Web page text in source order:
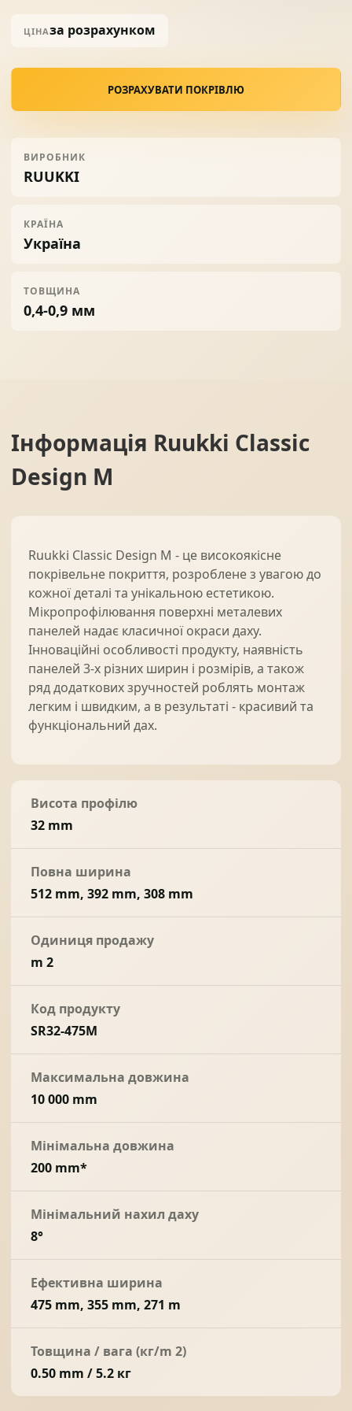
ЦІНАза розрахунком
РОЗРАХУВАТИ ПОКРІВЛЮ
ВИРОБНИК
RUUKKI
КРАЇНА
Україна
ТОВЩИНА
0,4-0,9 мм
Інформація Ruukki Classic
Design M
Ruukki Classic Design M - це високоякісне
покрівельне покриття, розроблене з увагою до
кожної деталі та унікальною естетикою.
Мікропрофілювання поверхні металевих
панелей надає класичної окраси даху.
Інноваційні особливості продукту, наявність
панелей 3-х різних ширин і розмірів, а також
ряд додаткових зручностей роблять монтаж
легким і швидким, а в результаті - красивий та
функціональний дах.
Висота профілю
32 mm
Повна ширина
512 mm, 392 mm, 308 mm
Одиниця продажу
m 2
Код продукту
SR32-475M
Максимальна довжина
10 000 mm
Мінімальна довжина
200 mm*
Мінімальний нахил даху
8°
Ефективна ширина
475 mm, 355 mm, 271 m
Товщина / вага (кг/m 2)
0.50 mm / 5.2 кг